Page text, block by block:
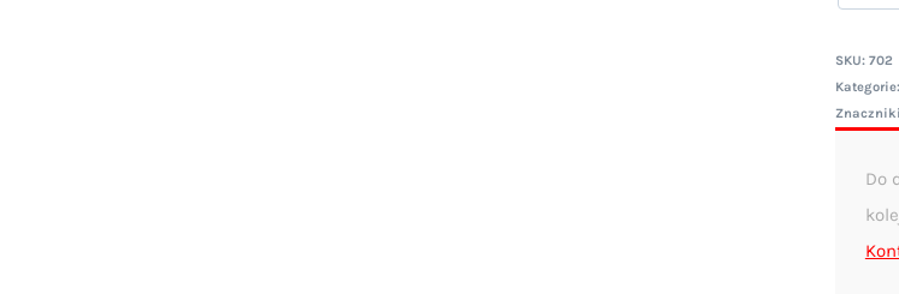
SKU: 702
Kategorie:
Do